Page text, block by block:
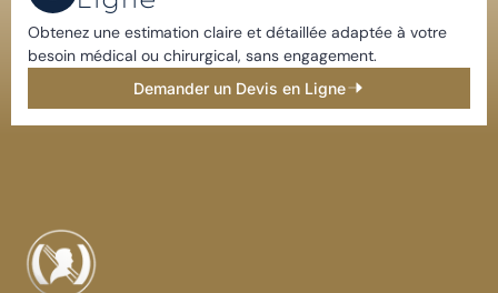
Obtenez une estimation claire et détaillée adaptée à votre
besoin médical ou chirurgical, sans engagement.​
Demander un Devis en Ligne